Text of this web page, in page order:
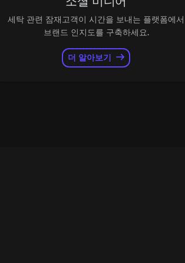
세탁 관련 잠재고객이 시간을 보내는 플랫폼에서
브랜드 인지도를 구축하세요.
더 알아보기